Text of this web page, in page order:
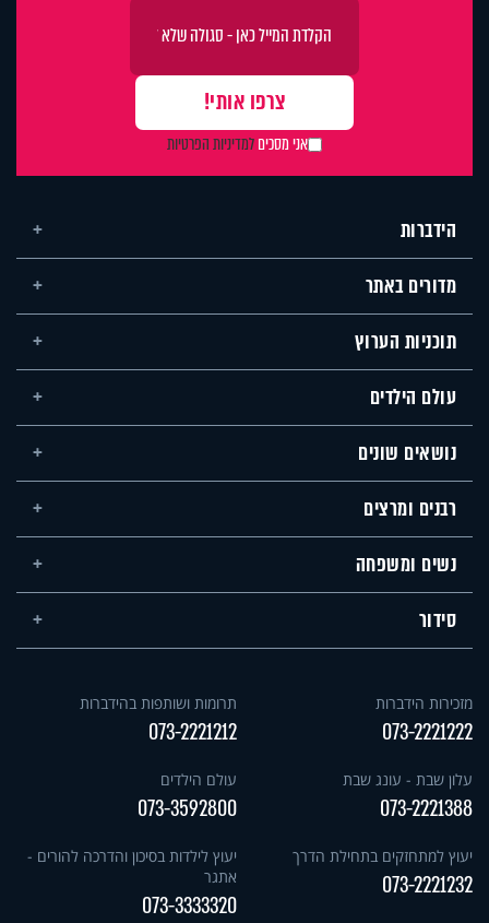
אני מסכיםלמדיניות הפרטיות
הידברות
מדורים באתר
תוכניות הערוץ
עולם הילדים
נושאים שונים
רבנים ומרצים
נשים ומשפחה
סידור
מזכירות הידברות
073-2221222
תרומות ושותפות בהידברות
073-2221212
עלון שבת - עונג שבת
073-2221388
עולם הילדים
073-3592800
יעוץ למתחזקים בתחילת הדרך
073-2221232
יעוץ לילדות בסיכון והדרכה להורים -
אתגר
073-3333320